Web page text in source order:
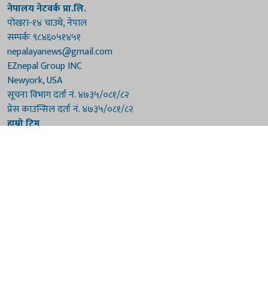
नेपालय नेटवर्क प्रा.लि.
पोखरा-१४ चाउथे, नेपाल
सम्पर्कः ९८४६०५१४५१
nepalayanews@gmail.com
EZnepal Group INC
Newyork, USA
सूचना विभाग दर्ता नं. ४७३५/०८१/८२
प्रेस काउन्सिल दर्ता नं. ४७३५/०८१/८२
हाम्रो टिम